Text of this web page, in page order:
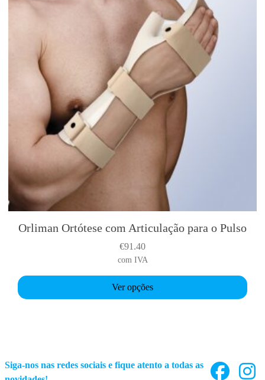
Orliman Ortótese com Articulação para o Pulso
€91.40
com IVA
Ver opções
T
p
r
t
Siga-nos nas redes sociais e fique atento a todas as